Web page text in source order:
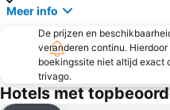
34th St Penn Station Metro Station
Grand Central Terminal
MetLife Stadium
Times Sq 42nd St Metro Station
Meer info
De prijzen en
veranderen continu.
boekingssite niet altijd exact
trivago.
Hotels met